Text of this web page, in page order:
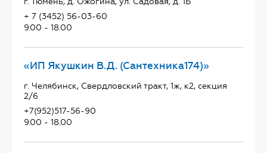
+ 7 (3452) 56-03-60
9.00 - 18.00
«ИП Якушкин В.Д. (Сантехника174)»
г. Челябинск, Свердловский тракт, 1ж, к2, секция
2/6
+7(952)517-56-90
9.00 - 18.00